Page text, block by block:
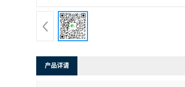
产品详请